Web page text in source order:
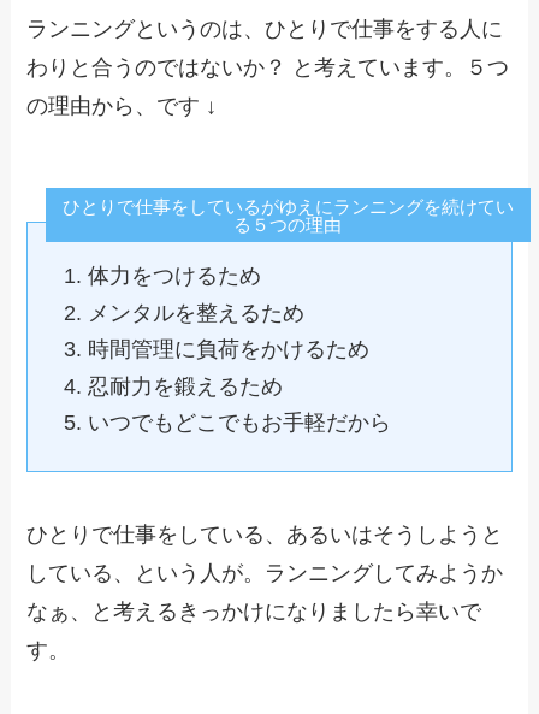
ランニングというのは、ひとりで仕事をする人に
わりと合うのではないか？ と考えています。５つ
の理由から、です ↓
ひとりで仕事をしているがゆえにランニングを続けてい
る５つの理由
体力をつけるため
メンタルを整えるため
時間管理に負荷をかけるため
忍耐力を鍛えるため
いつでもどこでもお手軽だから
ひとりで仕事をしている、あるいはそうしようと
している、という人が。ランニングしてみようか
なぁ、と考えるきっかけになりましたら幸いで
す。